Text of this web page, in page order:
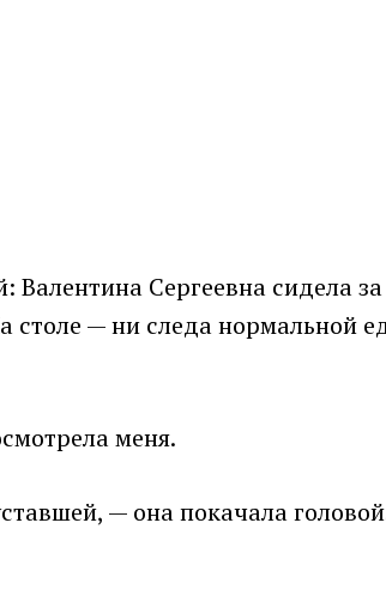
Сергеевна сидела
столе — ни следа нормальной
меня.
— она покачала